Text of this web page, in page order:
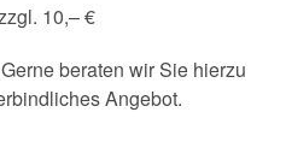
10,– €
beraten wir Sie hierzu
Angebot.